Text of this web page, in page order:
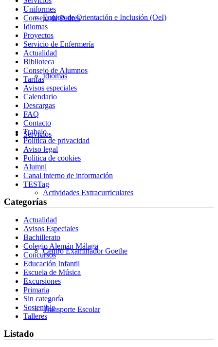
Equipo de Orientación e Inclusión (OeI)
Idiomas
Servicios
Actividades Extracurriculares
Centro Examinador Goethe
Transporte Escolar
Uniformes
Consejo de Padres
Idiomas
Proyectos
Servicio de Enfermería
Actualidad
Biblioteca
Consejo de Alumnos
Tarifas
Avisos especiales
Calendario
Descargas
FAQ
Contacto
Trabajo
Política de privacidad
Aviso legal
Política de cookies
Alumni
Canal interno de información
TESTag
Categorías
Actualidad
Avisos Especiales
Bachillerato
Colegio Alemán Málaga
Concursos
Educación Infantil
Escuela de Música
Excursiones
Primaria
Sin categoría
Sostenible
Talleres
Listado